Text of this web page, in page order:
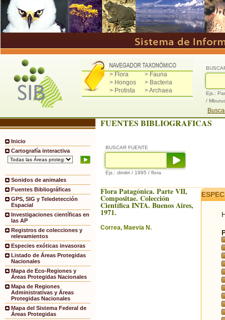
> Flora
> Fauna
> Hongos
> Bacteria
> Protista
> Archaea
Ejs.:
/
Inicio
Cartografía interactiva
Sonidos de animales
Fuentes Bibliográficas
GPS, SIG y Teledetección
Espacial
Investigaciones científicas en
las AP
Registros de colecciones y
relevamientos
Especies exóticas invasoras
Listado de Áreas Protegidas
Nacionales
Mapa de Eco-Regiones y
Áreas Protegidas Nacionales
Mapa de Regiones
Administrativas y Áreas
Protegidas Nacionales
Mapa del Sistema Federal de
Áreas Protegidas
FUENTES BIBLIOGRAFICAS
BUSCAR FUENTE
Ejs.: dimitri / 1995 / flora
Flora Patagónica. Parte VII,
Compositae. Colección
Científica INTA. Buenos Aires,
1971.
Correa, Maevia N.